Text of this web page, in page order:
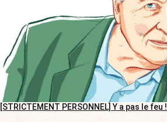
[STRICTEMENT PERSONNEL] Y a pas le feu !